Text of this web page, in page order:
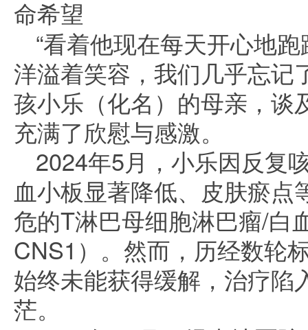
命希望
“看着他现在每天开心地
洋溢着笑容，我们几乎忘记
孩小乐（化名）的母亲，谈
充满了欣慰与感激。
2024年5月，小乐因反复
血小板显著降低、皮肤瘀
危的T淋巴母细胞淋巴瘤/白
CNS1）。然而，历经数轮
始终未能获得缓解，治疗陷
茫。